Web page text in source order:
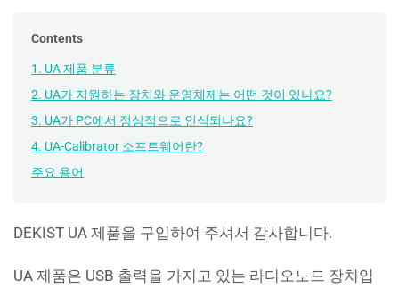
Contents
1. UA 제품 분류
2. UA가 지원하는 장치와 운영체제는 어떤 것이 있나요?
3. UA가 PC에서 정상적으로 인식되나요?
4. UA-Calibrator 소프트웨어란?
주요 용어
DEKIST UA 제품을 구입하여 주셔서 감사합니다.
UA 제품은 USB 출력을 가지고 있는 라디오노드 장치입